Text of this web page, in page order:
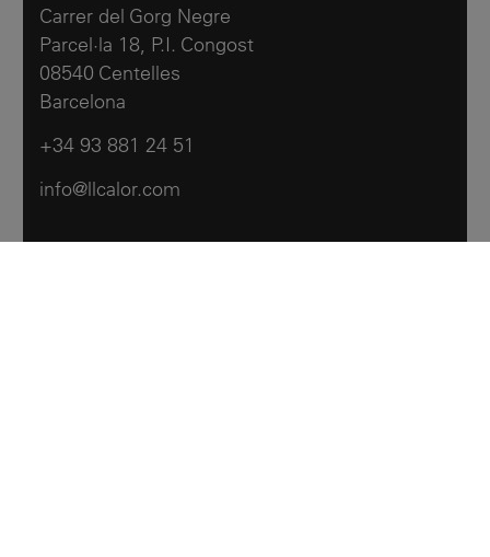
Carrer del Gorg Negre
Parcel·la 18, P.I. Congost
08540 Centelles
Barcelona
+34 93 881 24 51
info@llcalor.com